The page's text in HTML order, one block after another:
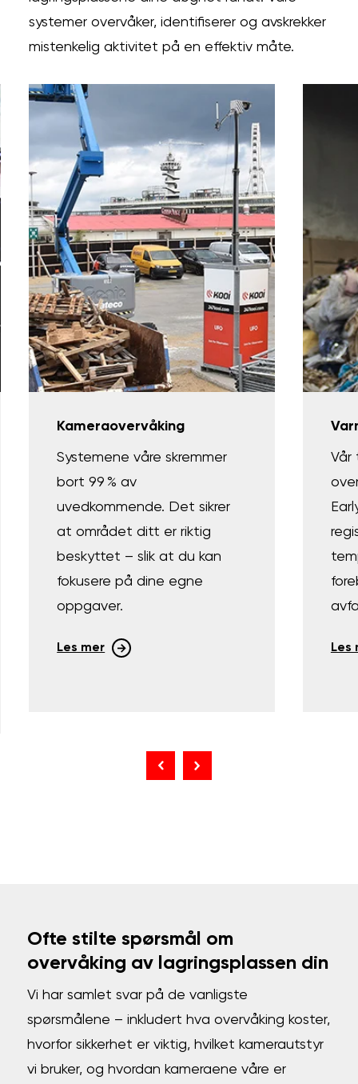
systemer overvåker, identifiserer og avskrekker
mistenkelig aktivitet på en effektiv måte.
Kameraovervåking
Systemene våre skremmer
bort 99 % av
uvedkommende. Det sikrer
at området ditt er riktig
beskyttet – slik at du kan
fokusere på dine egne
oppgaver.
Les mer
Vår
Les
Ofte stilte spørsmål om
overvåking av lagringsplassen din
Vi har samlet svar på de vanligste
spørsmålene – inkludert hva overvåking koster,
hvorfor sikkerhet er viktig, hvilket kamerautstyr
vi bruker, og hvordan kameraene våre er